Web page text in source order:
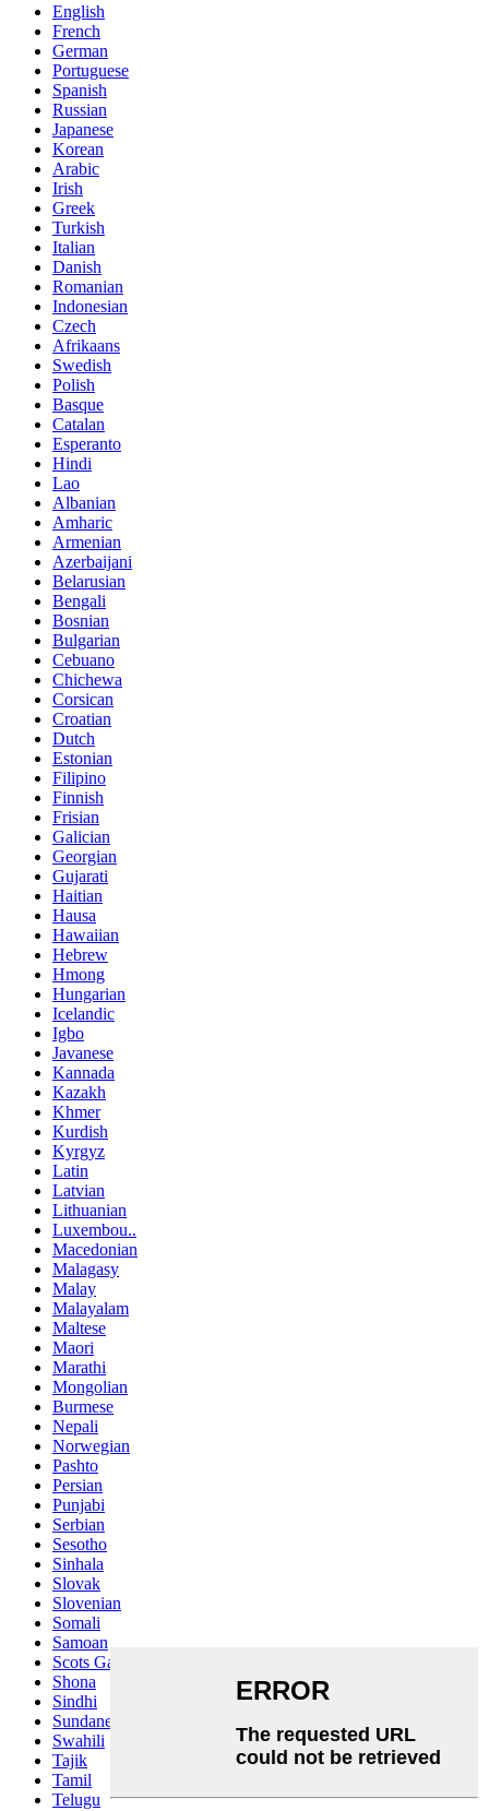
English
French
German
Portuguese
Spanish
Russian
Japanese
Korean
Arabic
Irish
Greek
Turkish
Italian
Danish
Romanian
Indonesian
Czech
Afrikaans
Swedish
Polish
Basque
Catalan
Esperanto
Hindi
Lao
Albanian
Amharic
Armenian
Azerbaijani
Belarusian
Bengali
Bosnian
Bulgarian
Cebuano
Chichewa
Corsican
Croatian
Dutch
Estonian
Filipino
Finnish
Frisian
Galician
Georgian
Gujarati
Haitian
Hausa
Hawaiian
Hebrew
Hmong
Hungarian
Icelandic
Igbo
Javanese
Kannada
Kazakh
Khmer
Kurdish
Kyrgyz
Latin
Latvian
Lithuanian
Luxembou..
Macedonian
Malagasy
Malay
Malayalam
Maltese
Maori
Marathi
Mongolian
Burmese
Nepali
Norwegian
Pashto
Persian
Punjabi
Serbian
Sesotho
Sinhala
Slovak
Slovenian
Somali
Samoan
Scots Gaelic
Shona
Sindhi
Sundanese
Swahili
Tajik
Tamil
Telugu